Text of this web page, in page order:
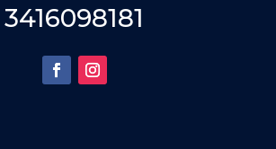
3416098181